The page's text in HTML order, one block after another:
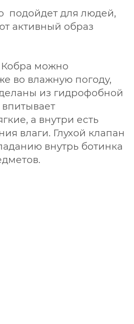
подойдет для людей,
активный образ
можно
во влажную погоду,
из гидрофобной
а внутри есть
влаги. Глухой клапан
внутрь ботинка